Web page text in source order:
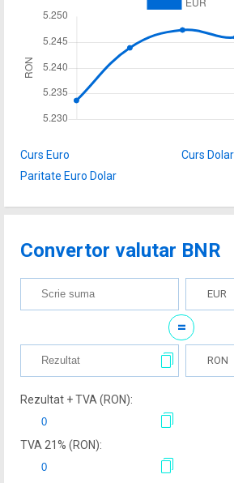
Curs Euro
Curs Dolar
Paritate Euro Dolar
Convertor valutar BNR
EUR
=
RON
Rezultat + TVA (RON):
TVA 21% (RON):